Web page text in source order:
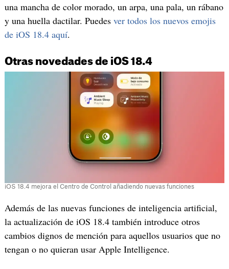
una mancha de color morado, un arpa, una pala, un rábano
y una huella dactilar. Puedes ver todos los nuevos emojis
de iOS 18.4 aquí.
Otras novedades de iOS 18.4
iOS 18.4 mejora el Centro de Control añadiendo nuevas funciones
Además de las nuevas funciones de inteligencia artificial,
la actualización de iOS 18.4 también introduce otros
cambios dignos de mención para aquellos usuarios que no
tengan o no quieran usar Apple Intelligence.